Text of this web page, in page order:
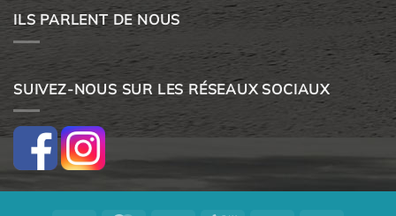
ILS PARLENT DE NOUS
SUIVEZ-NOUS SUR LES RÉSEAUX SOCIAUX